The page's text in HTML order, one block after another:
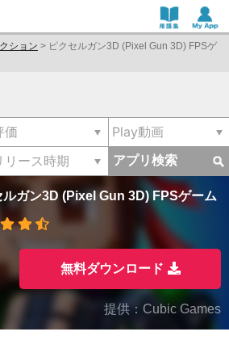
ション > ピクセルガン3D (Pixel Gun 3D) FPSゲ
アプリ検索
ルガン3D (Pixel Gun 3D) FPSゲーム
無料ダウンロード
提供：Cubic Games